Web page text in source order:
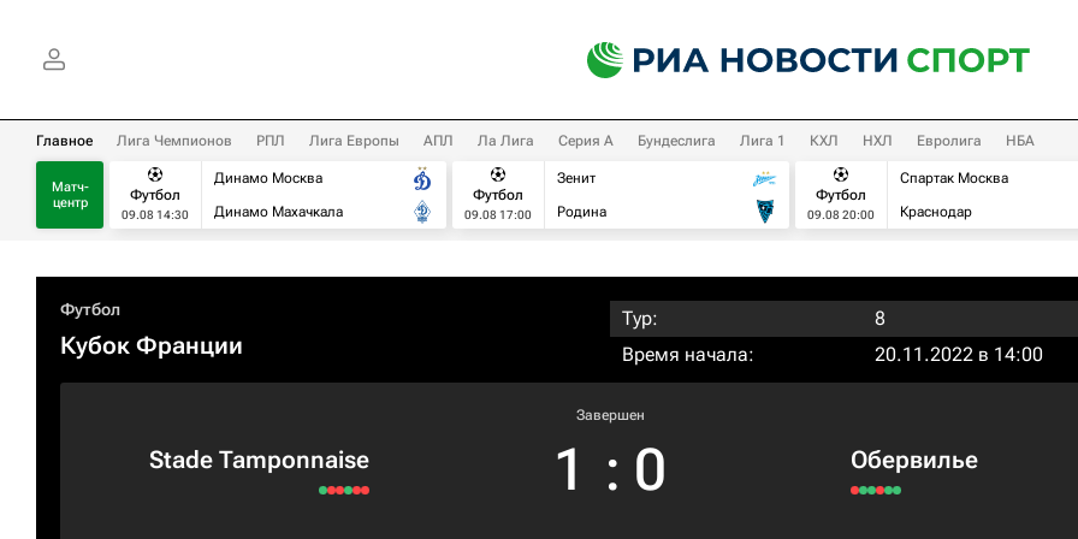
Главное Лига Чемпионов РПЛ Лига Европы АПЛ Ла Лига Серия А Бундеслига Лига 1 КХЛ НХЛ Евролига НБА
Матч-
центр
Футбол
09.08 14:30
Динамо Москва
Динамо Махачкала
Футбол
09.08 17:00
Зенит
Родина
Футбол
09.08 20:00
Спартак Москва
Краснодар
Футбол
Кубок Франции
Тур:
8
Время начала:
20.11.2022 в 14:00
Stade Tamponnaise
Завершен
1 : 0 Обервилье